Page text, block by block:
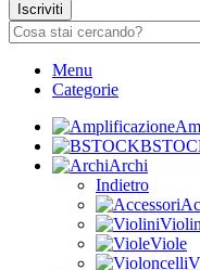
Iscriviti
Menu
Categorie
Archi
Indietro
Viole